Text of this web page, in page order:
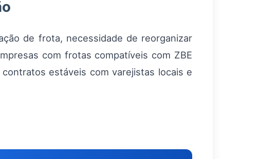
de frota, necessidade de reorganizar
com frotas compatíveis com ZBE
estáveis com varejistas locais e